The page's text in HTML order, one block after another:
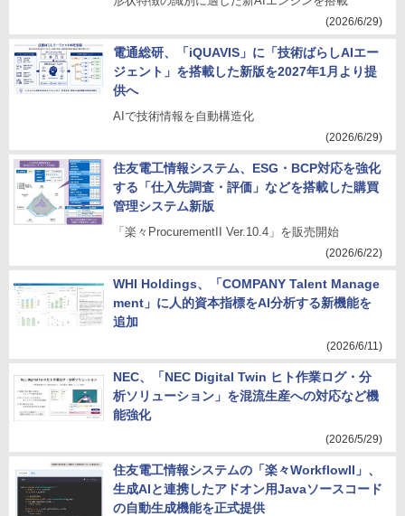
(2026/6/29)
電通総研、「iQUAVIS」に「技術ばらしAIエー
ジェント」を搭載した新版を2027年1月より提
供へ
AIで技術情報を自動構造化
(2026/6/29)
住友電工情報システム、ESG・BCP対応を強化
する「仕入先調査・評価」などを搭載した購買
管理システム新版
「楽々ProcurementII Ver.10.4」を販売開始
(2026/6/22)
WHI Holdings、「COMPANY Talent Manage
ment」に人的資本指標をAI分析する新機能を
追加
(2026/6/11)
NEC、「NEC Digital Twin ヒト作業ログ・分
析ソリューション」を混流生産への対応など機
能強化
(2026/5/29)
住友電工情報システムの「楽々WorkflowII」、
生成AIと連携したアドオン用Javaソースコード
の自動生成機能を正式提供